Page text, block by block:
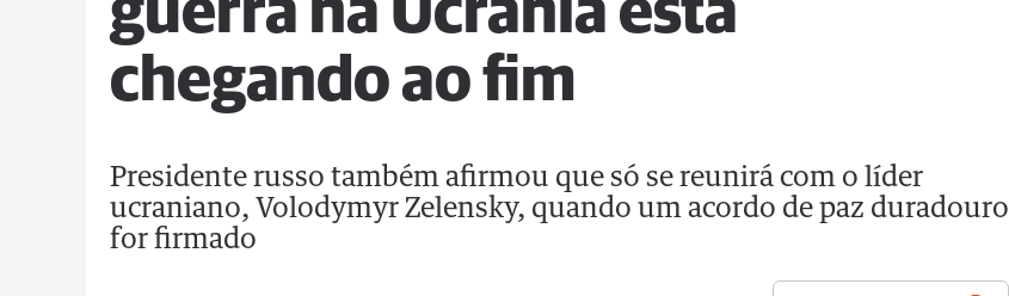
guerra na Ucrânia está
chegando ao fim
Presidente russo também afirmou que só se reunirá com o líder
ucraniano, Volodymyr Zelensky, quando um acordo de paz duradouro
for firmado